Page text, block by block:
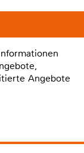
Angebote